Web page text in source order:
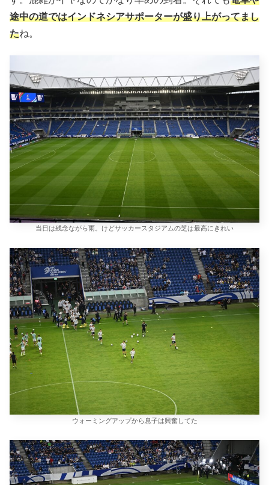
途中の道ではインドネシアサポーターが盛り上がってまし
たね。
当日は残念ながら雨。けどサッカースタジアムの芝は最高にきれい
ウォーミングアップから息子は興奮してた